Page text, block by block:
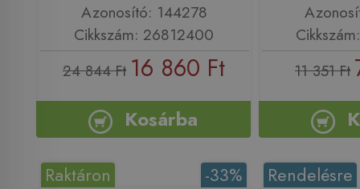
Azonosító: 144278
Cikkszám: 26812400
24 844 Ft 16 860 Ft
Kosárba
11 351 Ft
-33%
Raktáron Rendelésre